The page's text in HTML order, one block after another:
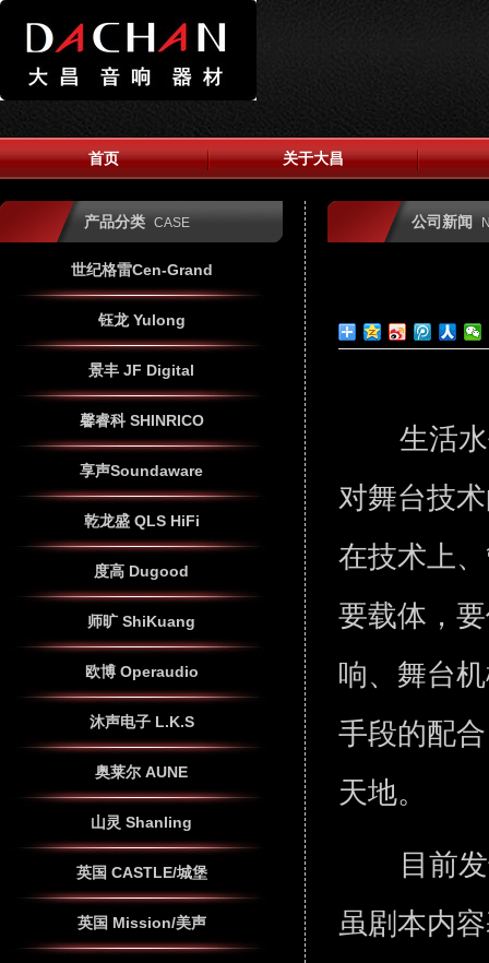
首页 关于大昌
产品分类 CASE
世纪格雷Cen-Grand
钰龙 Yulong
景丰 JF Digital
馨睿科 SHINRICO
享声Soundaware
乾龙盛 QLS HiFi
度高 Dugood
师旷 ShiKuang
欧博 Operaudio
沐声电子 L.K.S
奥莱尔 AUNE
山灵 Shanling
英国 CASTLE/城堡
英国 Mission/美声
公司新闻
生活水平
对舞台技
在技术上
要载体，
响、舞台
手段的配
天地
目前
虽剧本内